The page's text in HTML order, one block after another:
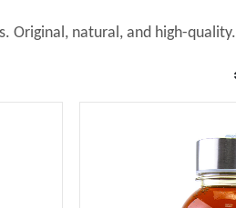
Original, natural, and high-quality.